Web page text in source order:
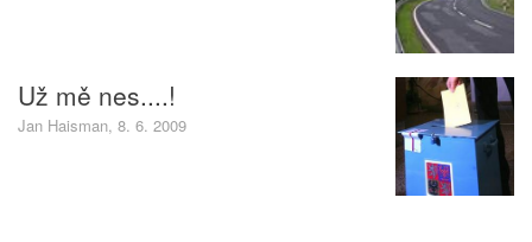
Už mě nes....!
Jan Haisman, 8. 6. 2009